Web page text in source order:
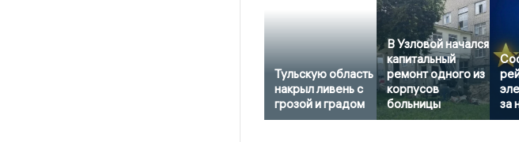
Тульскую область
накрыл ливень с
грозой и градом
В Узловой начался
капитальный
ремонт одного из
корпусов
больницы
за